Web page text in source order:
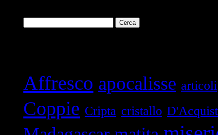
per:
Affresco apocalisse articoli
Coppie Cripta cristallo